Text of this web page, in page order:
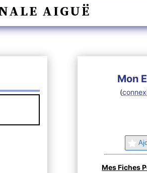
AIGUË
Mon
(
Mes Fiches